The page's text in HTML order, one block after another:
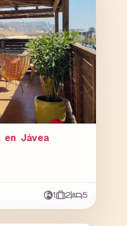
en Jávea
1 2 5